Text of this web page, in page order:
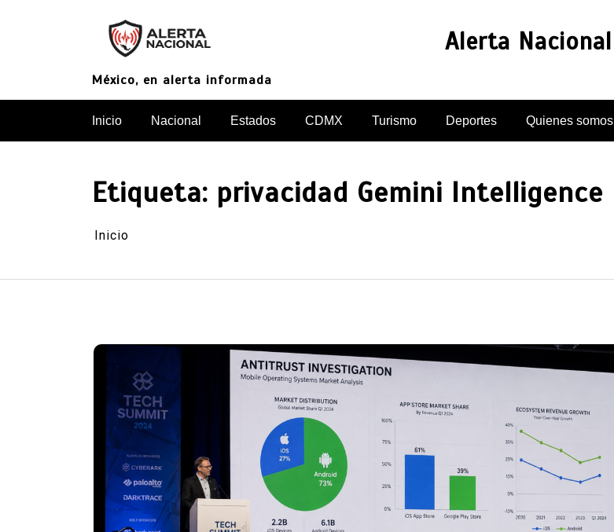
Alerta Nacional
México, en alerta informada
Inicio Nacional Estados CDMX Turismo Deportes Quienes somos
Etiqueta: privacidad Gemini Intelligence
Inicio
En Estados Principal